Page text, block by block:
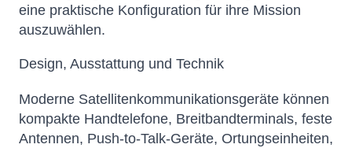
eine praktische Konfiguration für ihre Mission
auszuwählen.
Design, Ausstattung und Technik
Moderne Satellitenkommunikationsgeräte können
kompakte Handtelefone, Breitbandterminals, feste
Antennen, Push-to-Talk-Geräte, Ortungseinheiten,